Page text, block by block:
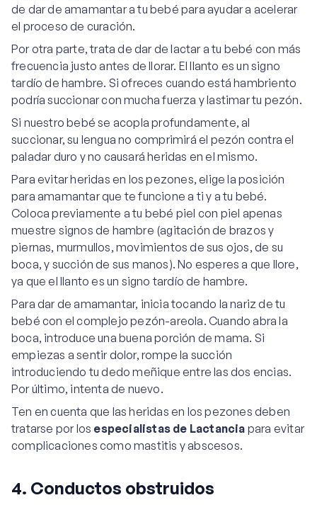
de dar de amamantar a tu bebé para ayudar a acelerar
el proceso de curación.
Por otra parte, trata de dar de lactar a tu bebé con más
frecuencia justo antes de llorar. El llanto es un signo
tardío de hambre. Si ofreces cuando está hambriento
podría succionar con mucha fuerza y lastimar tu pezón.
Si nuestro bebé se acopla profundamente, al
succionar, su lengua no comprimirá el pezón contra el
paladar duro y no causará heridas en el mismo.
Para evitar heridas en los pezones, elige la posición
para amamantar que te funcione a ti y a tu bebé.
Coloca previamente a tu bebé piel con piel apenas
muestre signos de hambre (agitación de brazos y
piernas, murmullos, movimientos de sus ojos, de su
boca, y succión de sus manos). No esperes a que llore,
ya que el llanto es un signo tardío de hambre.
Para dar de amamantar, inicia tocando la nariz de tu
bebé con el complejo pezón-areola. Cuando abra la
boca, introduce una buena porción de mama. Si
empiezas a sentir dolor, rompe la succión
introduciendo tu dedo meñique entre las dos encias.
Por último, intenta de nuevo.
Ten en cuenta que las heridas en los pezones deben
tratarse por los especialistas de Lactancia para evitar
complicaciones como mastitis y abscesos.
4. Conductos obstruidos